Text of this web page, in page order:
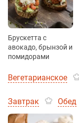
Брускетта с
авокадо, брынзой и
помидорами
Вегетарианское
Завтрак Обед